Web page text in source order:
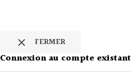
 FERMER
Connexion au compte existant